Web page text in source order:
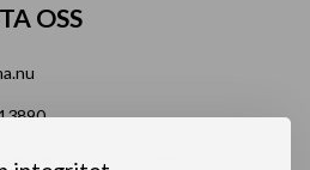
OSS
9a, 686 35 Sunne